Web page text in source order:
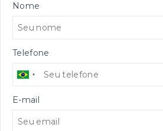
Nome
Telefone
E-mail